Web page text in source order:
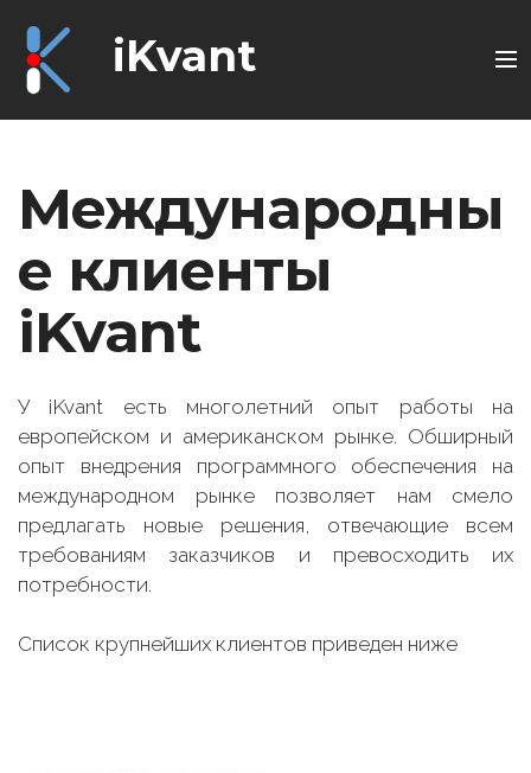
iKvant
Мы можем сделать это
для вас
Международны
е клиенты
iKvant
У iKvant есть многолетний опыт работы на
европейском и американском рынке. Обширный
опыт внедрения программного обеспечения на
международном рынке позволяет нам смело
предлагать новые решения, отвечающие всем
требованиям заказчиков и превосходить их
потребности.
Список крупнейших клиентов приведен ниже